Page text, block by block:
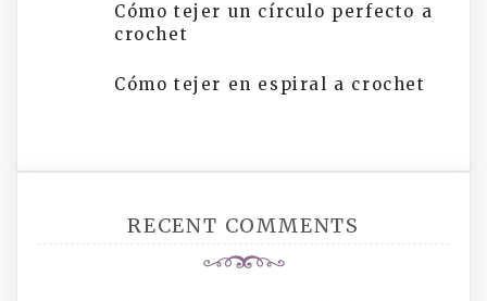
Cómo tejer un círculo perfecto a
crochet
Cómo tejer en espiral a crochet
RECENT COMMENTS